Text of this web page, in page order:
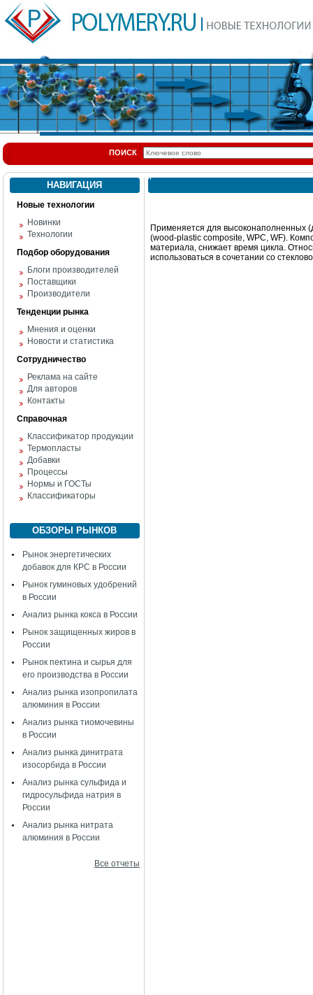
ПОИСК
НАВИГАЦИЯ
Новые технологии
Новинки
Технологии
Подбор оборудования
Блоги производителей
Поставщики
Производители
Тенденции рынка
Мнения и оценки
Новости и статистика
Сотрудничество
Реклама на сайте
Для авторов
Контакты
Справочная
Классификатор продукции
Термопласты
Добавки
Процессы
Нормы и ГОСТы
Классификаторы
ОБЗОРЫ РЫНКОВ
Рынок энергетических
добавок для КРС в России
Рынок гуминовых удобрений
в России
Анализ рынка кокса в России
Рынок защищенных жиров в
России
Рынок пектина и сырья для
его производства в России
Анализ рынка изопропилата
алюминия в России
Анализ рынка тиомочевины
в России
Анализ рынка динитрата
изосорбида в России
Анализ рынка сульфида и
гидросульфида натрия в
России
Анализ рынка нитрата
алюминия в России
Все отчеты
Применяется для высоконаполненных
(wood-plastic composite, WPC, WF).
материала, снижает время цикла.
использоваться в сочетании со